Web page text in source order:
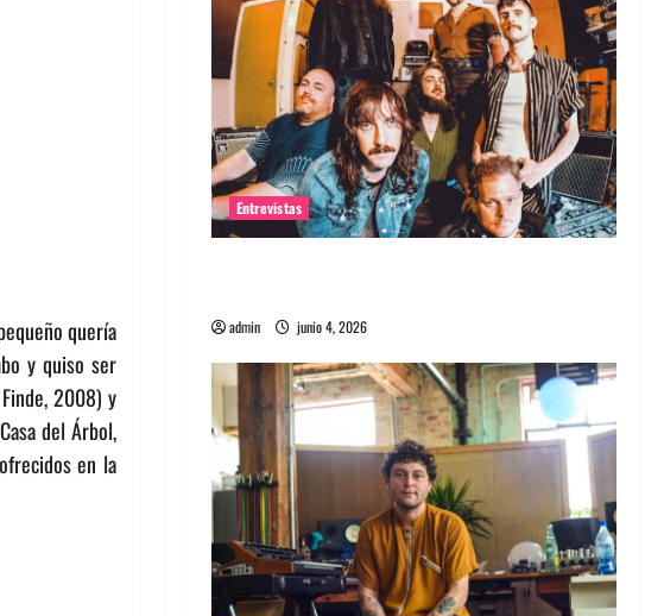
quería
y quiso ser
2008) y
del Árbol,
en la
Entrevistas
admin junio 4, 2026